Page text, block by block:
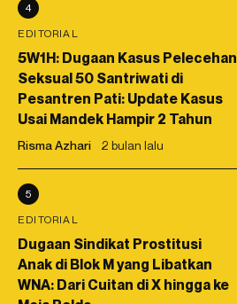
4
EDITORIAL
5W1H: Dugaan Kasus Pelecehan
Seksual 50 Santriwati di
Pesantren Pati: Update Kasus
Usai Mandek Hampir 2 Tahun
Risma Azhari 2 bulan lalu
5
EDITORIAL
Dugaan Sindikat Prostitusi
Anak di Blok M yang Libatkan
WNA: Dari Cuitan di X hingga ke